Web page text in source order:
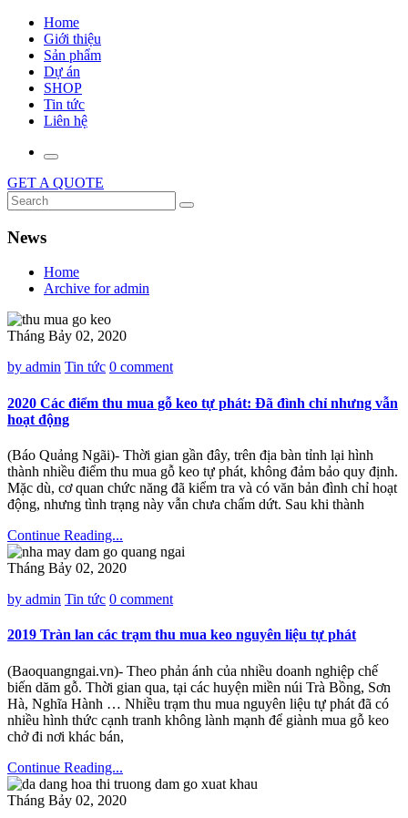
Home
Giới thiệu
Sản phẩm
Dự án
SHOP
Tin tức
Liên hệ
GET A QUOTE
News
Home
Archive for admin
Tháng Bảy 02, 2020
by admin Tin tức 0 comment
2020 Các điểm thu mua gỗ keo tự phát: Đã đình chỉ nhưng vẫn
hoạt động
(Báo Quảng Ngãi)- Thời gian gần đây, trên địa bàn tỉnh lại hình
thành nhiều điểm thu mua gỗ keo tự phát, không đảm bảo quy định.
Mặc dù, cơ quan chức năng đã kiểm tra và có văn bản đình chỉ hoạt
động, nhưng tình trạng này vẫn chưa chấm dứt. Sau khi thành
Continue Reading...
Tháng Bảy 02, 2020
by admin Tin tức 0 comment
2019 Tràn lan các trạm thu mua keo nguyên liệu tự phát
(Baoquangngai.vn)- Theo phản ánh của nhiều doanh nghiệp chế
biến dăm gỗ. Thời gian qua, tại các huyện miền núi Trà Bồng, Sơn
Hà, Nghĩa Hành … Nhiều trạm thu mua nguyên liệu tự phát đã có
nhiều hình thức cạnh tranh không lành mạnh để giành mua gỗ keo
chở đi nơi khác bán,
Continue Reading...
Tháng Bảy 02, 2020